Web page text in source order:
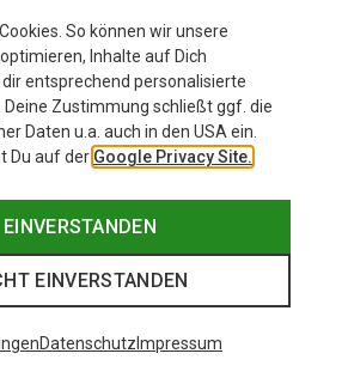
Stance
Damen Solid Mid Tab Socken
15,00 €
So können wir unsere
Inhalte auf Dich
entsprechend personalisierte
Zustimmung schließt ggf. die
Daten u.a. auch in den USA ein.
Du auf der Google Privacy Site.
EINVERSTANDEN
EINVERSTANDEN
Datenschutz Impressum